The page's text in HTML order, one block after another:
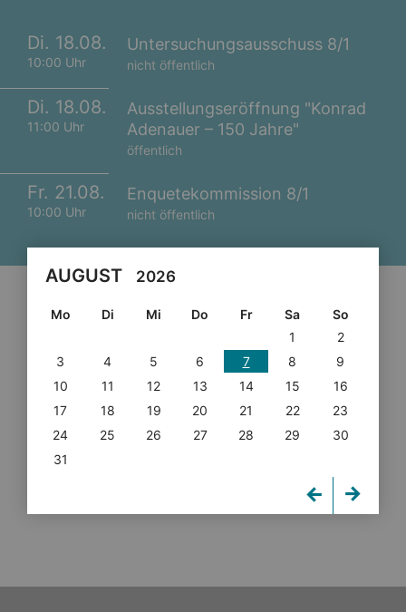
Di. 18.08.
10:00 Uhr
Untersuchungsausschuss 8/1
nicht öffentlich
Di. 18.08.
11:00 Uhr
Ausstellungseröffnung "Konrad
Adenauer – 150 Jahre"
öffentlich
Fr. 21.08.
10:00 Uhr
Enquetekommission 8/1
nicht öffentlich
AUGUST 2026
Mo Di Mi Do Fr Sa
So
1
2
3
4 5 6 7 8
9
10
11 12 13 14 15
16
17
18 19 20 21 22
23
24
25 26 27 28 29
30
31